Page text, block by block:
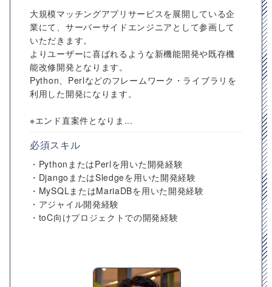
大規模マッチングアプリサービスを展開している企
業にて、サーバーサイドエンジニアとして参画して
いただきます。
よりユーザーに喜ばれるような新機能開発や既存機
能改修開発となります。
Python、Perlなどのフレームワーク・ライブラリを
利⽤した開発になります。
※エンド直案件となりま...
必須スキル
・PythonまたはPerlを用いた開発経験
・DjangoまたはSledgeを用いた開発経験
・MySQLまたはMariaDBを用いた開発経験
・アジャイル開発経験
・toC向けプロジェクトでの開発経験